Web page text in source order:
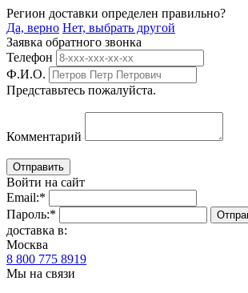
Регион доставки определен правильно?
Да, верно Нет, выбрать другой
Заявка обратного звонка
Телефон
Ф.И.О.
Представьтесь пожалуйста.
Комментарий
Войти на сайт
Email:*
Пароль:*
доставка в:
Москва
8 800 775 8919
Мы на связи